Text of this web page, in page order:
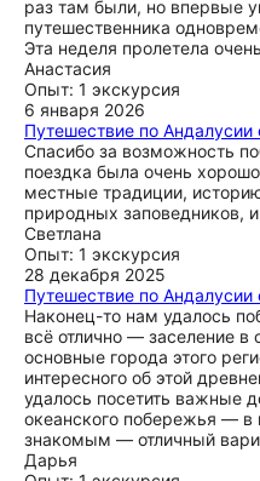
раз там были, но впервые
путешественника
Эта неделя пролетела
Анастасия
Опыт: 1 экскурсия
6 января 2026
Путешествие по
Спасибо за возможность
поездка была очень
местные традиции,
природных заповедников,
Светлана
Опыт: 1 экскурсия
28 декабря 2025
Путешествие по
Наконец-то нам удалось
всё отлично — заселение
основные города этого
интересного об этой
удалось посетить важные
океанского побережья — в
знакомым — отличный
Дарья